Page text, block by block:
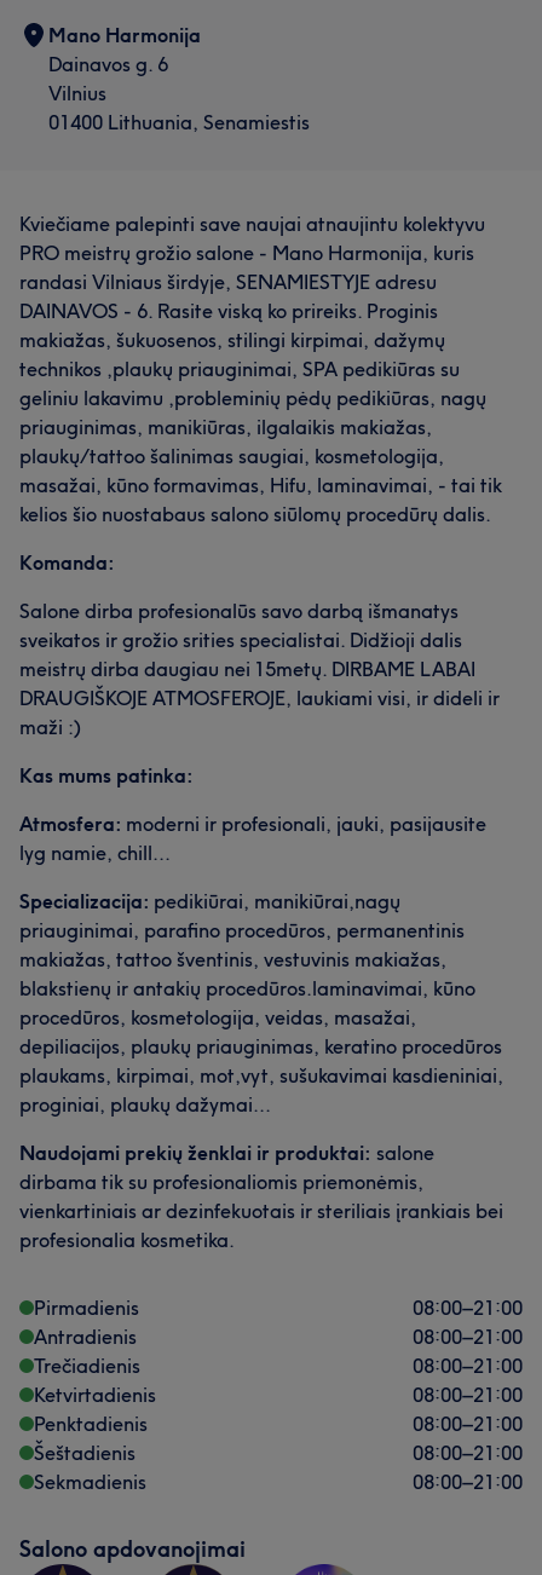
Darbų galerija
Mūsų klientų nuomonė apie darbuotoją: Greta
Profesionalus 14 Aukštos kvalifikacijos
Mano Harmonija
Dainavos g. 6
Vilnius
01400 Lithuania, Senamiestis
Kviečiame palepinti save naujai atnaujintu kolektyvu
PRO meistrų grožio salone - Mano Harmonija, kuris
randasi Vilniaus širdyje, SENAMIESTYJE adresu
DAINAVOS - 6. Rasite viską ko prireiks. Proginis
makiažas, šukuosenos, stilingi kirpimai, dažymų
technikos ,plaukų priauginimai, SPA pedikiūras su
geliniu lakavimu ,probleminių pėdų pedikiūras, nagų
priauginimas, manikiūras, ilgalaikis makiažas,
plaukų/tattoo šalinimas saugiai, kosmetologija,
masažai, kūno formavimas, Hifu, laminavimai, - tai tik
kelios šio nuostabaus salono siūlomų procedūrų dalis.
Komanda:
Salone dirba profesionalūs savo darbą išmanatys
sveikatos ir grožio srities specialistai. Didžioji dalis
meistrų dirba daugiau nei 15metų. DIRBAME LABAI
DRAUGIŠKOJE ATMOSFEROJE, laukiami visi, ir dideli ir
maži :)
Kas mums patinka:
Atmosfera: moderni ir profesionali, jauki, pasijausite
lyg namie, chill...
Specializacija: pedikiūrai, manikiūrai,nagų
priauginimai, parafino procedūros, permanentinis
makiažas, tattoo šventinis, vestuvinis makiažas,
blakstienų ir antakių procedūros.laminavimai, kūno
procedūros, kosmetologija, veidas, masažai,
depiliacijos, plaukų priauginimas, keratino procedūros
plaukams, kirpimai, mot,vyt, sušukavimai kasdieniniai,
proginiai, plaukų dažymai...
Naudojami prekių ženklai ir produktai: salone
dirbama tik su profesionaliomis priemonėmis,
vienkartiniais ar dezinfekuotais ir steriliais įrankiais bei
profesionalia kosmetika.
Pirmadienis 08:00–21:00
Antradienis
08:00–21:00
Trečiadienis
08:00–21:00
Ketvirtadienis
08:00–21:00
Penktadienis
08:00–21:00
Šeštadienis
08:00–21:00
Sekmadienis
08:00–21:00
Salono apdovanojimai